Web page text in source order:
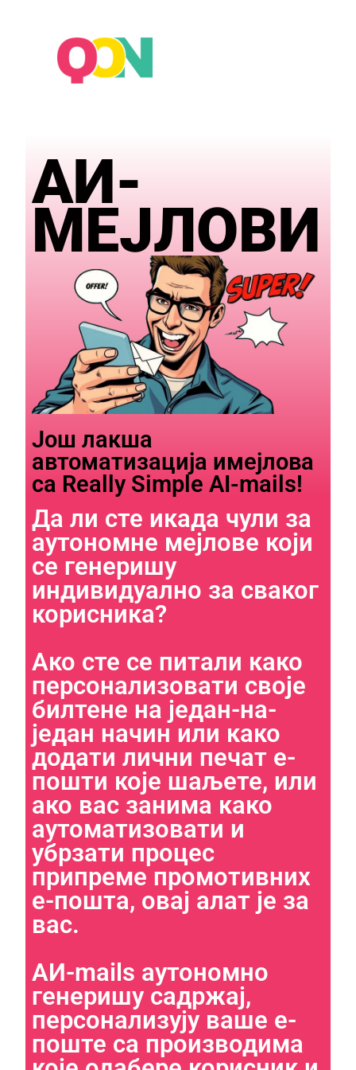
АИ-
МЕЈЛОВИ​​
Још лакша
автоматизација имејлова
са Really Simple AI-mails!​​
Да ли сте икада чули за
аутономне мејлове који
се генеришу
индивидуално за сваког
корисника?
Ако сте се питали како
персонализовати своје
билтене на један-на-
један начин или како
додати лични печат е-
пошти које шаљете, или
ако вас занима како
аутоматизовати и
убрзати процес
припреме промотивних
е-пошта, овај алат је за
вас.
АИ-mails аутономно
генеришу садржај,
персонализују ваше е-
поште са производима
Necessary
These
not
optional.
to function.
Statistics
us to
improve the
website's
functionality
structure,
based on
how the
website is
as well as
possible
during your
visit. If you
cookies,
some